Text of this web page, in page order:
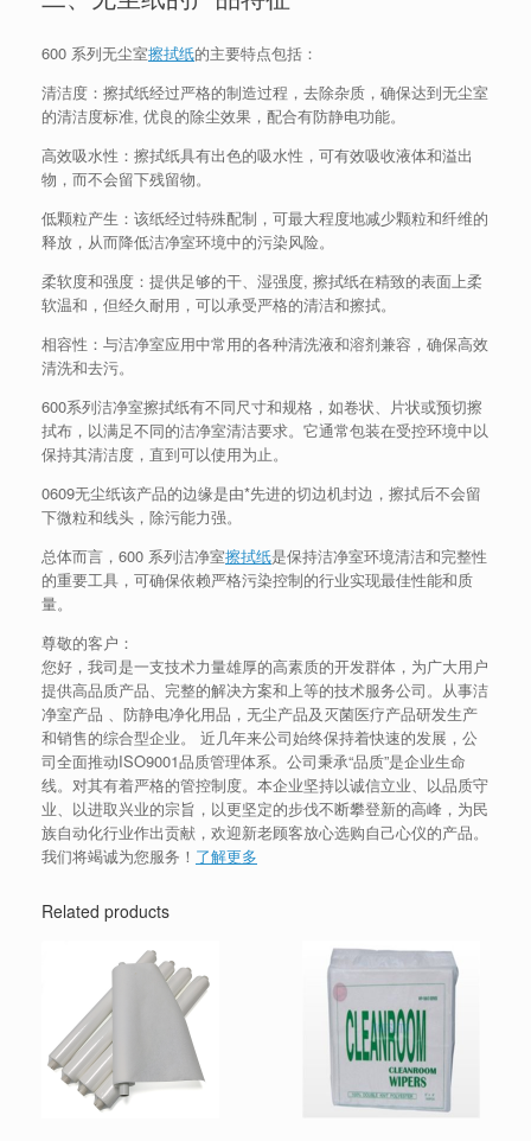
600 系列无尘室擦拭纸的主要特点包括：
清洁度：擦拭纸经过严格的制造过程，去除杂质，确保达到无尘室
的清洁度标准, 优良的除尘效果，配合有防静电功能。
高效吸水性：擦拭纸具有出色的吸水性，可有效吸收液体和溢出
物，而不会留下残留物。
低颗粒产生：该纸经过特殊配制，可最大程度地减少颗粒和纤维的
释放，从而降低洁净室环境中的污染风险。
柔软度和强度：提供足够的干、湿强度, 擦拭纸在精致的表面上柔
软温和，但经久耐用，可以承受严格的清洁和擦拭。
相容性：与洁净室应用中常用的各种清洗液和溶剂兼容，确保高效
清洗和去污。
600系列洁净室擦拭纸有不同尺寸和规格，如卷状、片状或预切擦
拭布，以满足不同的洁净室清洁要求。它通常包装在受控环境中以
保持其清洁度，直到可以使用为止。
0609无尘纸该产品的边缘是由*先进的切边机封边，擦拭后不会留
下微粒和线头，除污能力强。
总体而言，600 系列洁净室擦拭纸是保持洁净室环境清洁和完整性
的重要工具，可确保依赖严格污染控制的行业实现最佳性能和质
量。
尊敬的客户：
您好，我司是一支技术力量雄厚的高素质的开发群体，为广大用户
提供高品质产品、完整的解决方案和上等的技术服务公司。从事洁
净室产品 、防静电净化用品，无尘产品及灭菌医疗产品研发生产
和销售的综合型企业。 近几年来公司始终保持着快速的发展，公
司全面推动ISO9001品质管理体系。公司秉承“品质”是企业生命
线。对其有着严格的管控制度。本企业坚持以诚信立业、以品质守
业、以进取兴业的宗旨，以更坚定的步伐不断攀登新的高峰，为民
族自动化行业作出贡献，欢迎新老顾客放心选购自己心仪的产品。
我们将竭诚为您服务！ 了解更多
Related products